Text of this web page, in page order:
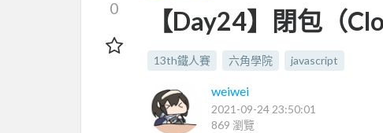
0 【Day24】閉包（
13th鐵人賽 六角學院 javascript
weiwei
2021-09-24 23:50:01
869 瀏覽